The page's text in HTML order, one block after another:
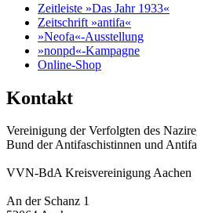
Zeitleiste »Das Jahr 1933«
Zeitschrift »antifa«
»Neofa«-Ausstellung
»nonpd«-Kampagne
Online-Shop
Kontakt
Vereinigung der Verfolgten des
Bund der Antifaschistinnen und
VVN-BdA Kreisvereinigung Aachen
An der Schanz 1